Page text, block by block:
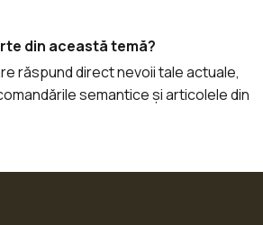
din această temă?
răspund direct nevoii tale actuale,
semantice și articolele din